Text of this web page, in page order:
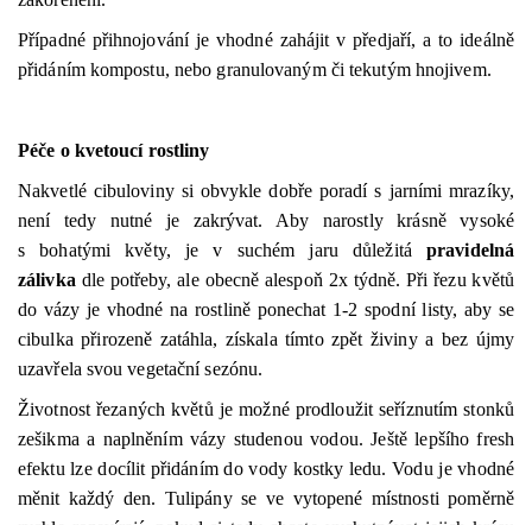
Případné přihnojování je vhodné zahájit v předjaří, a to ideálně
přidáním kompostu, nebo granulovaným či tekutým hnojivem.
Péče o kvetoucí rostliny
Nakvetlé cibuloviny si obvykle dobře poradí s jarními mrazíky,
není tedy nutné je zakrývat. Aby narostly krásně vysoké
s bohatými květy, je v suchém jaru důležitá pravidelná
zálivka dle potřeby, ale obecně alespoň 2x týdně. Při řezu květů
do vázy je vhodné na rostlině ponechat 1-2 spodní listy, aby se
cibulka přirozeně zatáhla, získala tímto zpět živiny a bez újmy
uzavřela svou vegetační sezónu.
Životnost řezaných květů je možné prodloužit seříznutím stonků
zešikma a naplněním vázy studenou vodou. Ještě lepšího fresh
efektu lze docílit přidáním do vody kostky ledu. Vodu je vhodné
měnit každý den. Tulipány se ve vytopené místnosti poměrně